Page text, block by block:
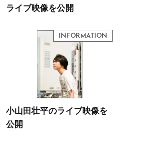
ライブ映像を公開
小山田壮平のライブ映像を
公開